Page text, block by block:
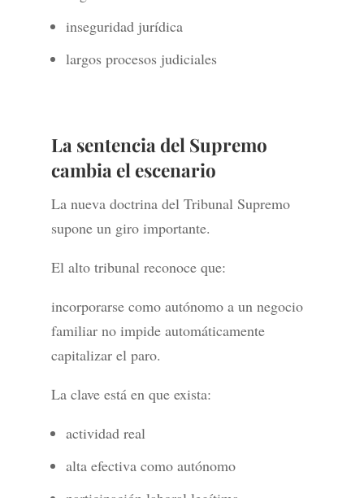
inseguridad jurídica
largos procesos judiciales
La sentencia del Supremo
cambia el escenario
La nueva doctrina del Tribunal Supremo
supone un giro importante.
El alto tribunal reconoce que:
incorporarse como autónomo a un negocio
familiar no impide automáticamente
capitalizar el paro.
La clave está en que exista:
actividad real
alta efectiva como autónomo